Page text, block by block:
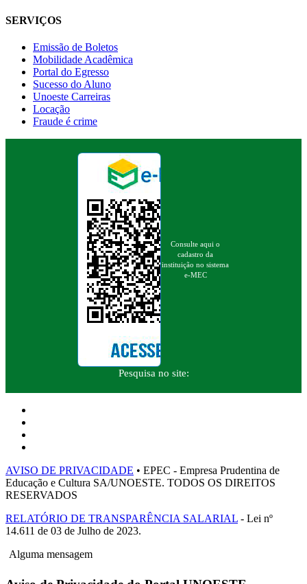
SERVIÇOS
Emissão de Boletos
Mobilidade Acadêmica
Portal do Egresso
Sucesso do Aluno
Unoeste Carreiras
Locação
Fraude é crime
Consulte aqui o
cadastro da
instituição no sistema
e-MEC
Pesquisa no site:
AVISO DE PRIVACIDADE • EPEC - Empresa Prudentina de
Educação e Cultura SA/UNOESTE. TODOS OS DIREITOS
RESERVADOS
RELATÓRIO DE TRANSPARÊNCIA SALARIAL - Lei nº
14.611 de 03 de Julho de 2023.
Alguma mensagem